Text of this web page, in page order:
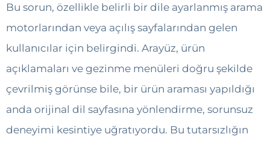
Bu sorun, özellikle belirli bir dile ayarlanmış arama
motorlarından veya açılış sayfalarından gelen
kullanıcılar için belirgindi. Arayüz, ürün
açıklamaları ve gezinme menüleri doğru şekilde
çevrilmiş görünse bile, bir ürün araması yapıldığı
anda orijinal dil sayfasına yönlendirme, sorunsuz
deneyimi kesintiye uğratıyordu. Bu tutarsızlığın